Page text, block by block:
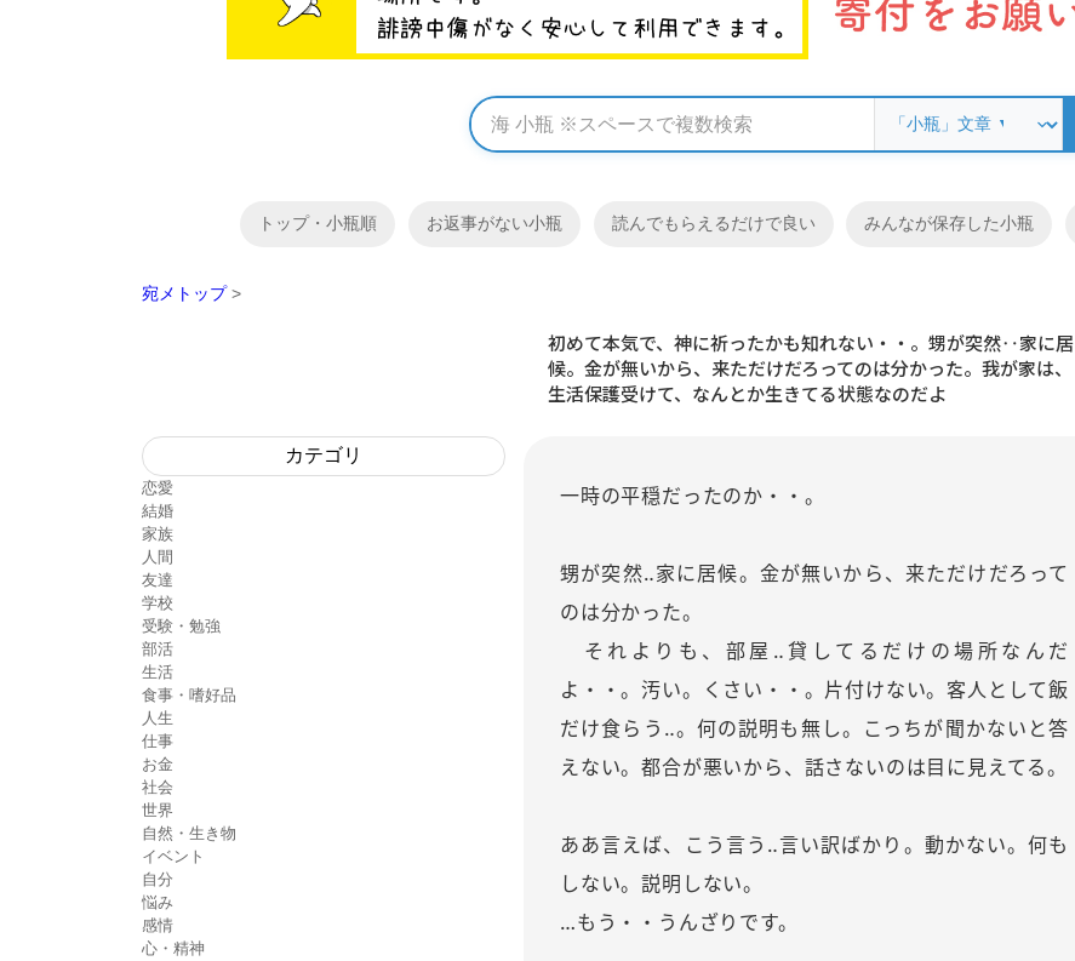
トップ・小瓶順 お返事がない小瓶 読んでもらえるだけで良い みんなが保存した小瓶
宛メトップ >
初めて本気で、神に祈ったかも知れない・・。甥が突然‥家に居
候。金が無いから、来ただけだろってのは分かった。我が家は、
生活保護受けて、なんとか生きてる状態なのだよ
カテゴリ
恋愛
結婚
家族
人間
友達
学校
受験・勉強
部活
生活
食事・嗜好品
人生
仕事
お金
社会
世界
自然・生き物
イベント
自分
悩み
感情
心・精神
一時の平穏だったのか・・。
甥が突然‥家に居候。金が無いから、来ただけだろって
のは分かった。
それよりも、部屋‥貸してるだけの場所なんだ
よ・・。汚い。くさい・・。片付けない。客人として飯
だけ食らう‥。何の説明も無し。こっちが聞かないと答
えない。都合が悪いから、話さないのは目に見えてる。
ああ言えば、こう言う‥言い訳ばかり。動かない。何も
しない。説明しない。
…もう・・うんざりです。